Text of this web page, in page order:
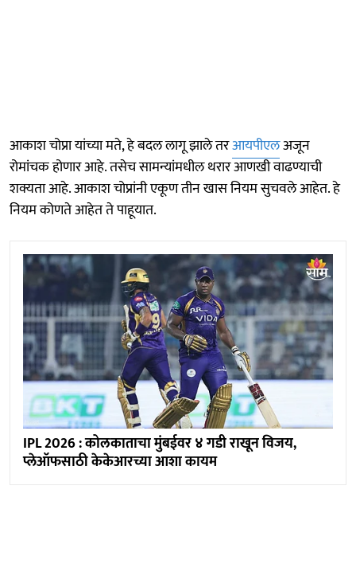
आकाश चोप्रा यांच्या मते, हे बदल लागू झाले तरआयपीएलअजून
रोमांचक होणार आहे. तसेच सामन्यांमधील थरार आणखी वाढण्याची
शक्यता आहे. आकाश चोप्रांनी एकूण तीन खास नियम सुचवले आहेत. हे
नियम कोणते आहेत ते पाहूयात.
IPL 2026 : कोलकाताचा मुंबईवर ४ गडी राखून विजय,
प्लेऑफसाठी केकेआरच्या आशा कायम